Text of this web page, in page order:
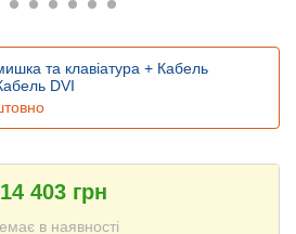
та клавіатура + Кабель
DVI
14 403 грн
в наявності